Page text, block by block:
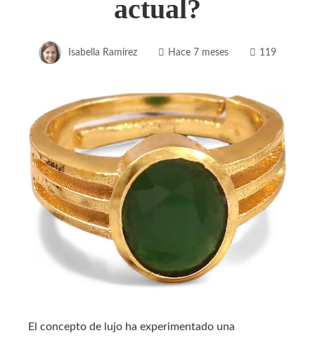
actual?
Isabella Ramírez Hace 7 meses 119
El concepto de lujo ha experimentado una